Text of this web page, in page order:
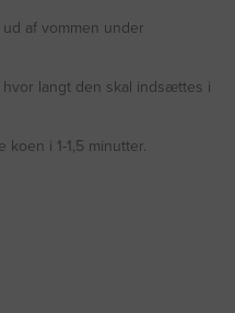
af vommen under
langt den skal indsættes i
i 1-1,5 minutter.